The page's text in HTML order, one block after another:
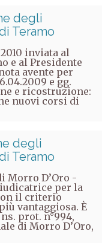
degli
Teramo
inviata al
e al Presidente
avente per
e gg.
e ricostruzione:
nuovi corsi di
degli
Teramo
Morro D’Oro -
per la
il criterio
vantaggiosa. È
prot. n°994,
di Morro D’Oro,